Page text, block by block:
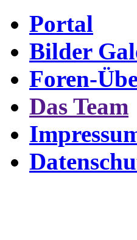
Portal
Bilder
Foren-
Das Team